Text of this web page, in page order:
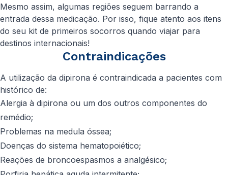
Mesmo assim, algumas regiões seguem barrando a
entrada dessa medicação. Por isso, fique atento aos itens
do seu kit de primeiros socorros quando viajar para
destinos internacionais!
Contraindicações
A utilização da dipirona é contraindicada a pacientes com
histórico de:
Alergia à dipirona ou um dos outros componentes do
remédio;
Problemas na medula óssea;
Doenças do sistema hematopoiético;
Reações de broncoespasmos a analgésico;